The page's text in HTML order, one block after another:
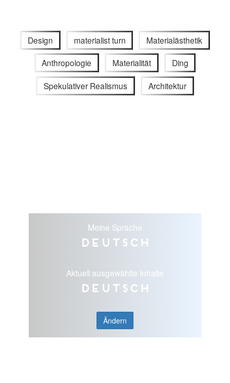
Design materialist turn Materialästhetik
Anthropologie Materialität Ding
Spekulativer Realismus Architektur
Meine Sprache
Deutsch
Aktuell ausgewählte Inhalte
Deutsch
Ändern